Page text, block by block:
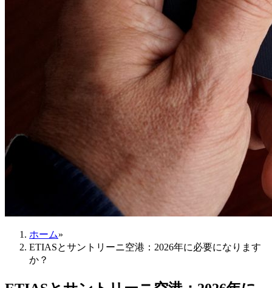
ホーム»
ETIASとサントリーニ空港：2026年に必要になります
か？